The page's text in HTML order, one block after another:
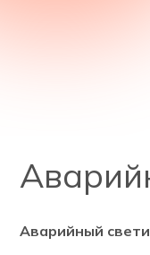
Аварийный